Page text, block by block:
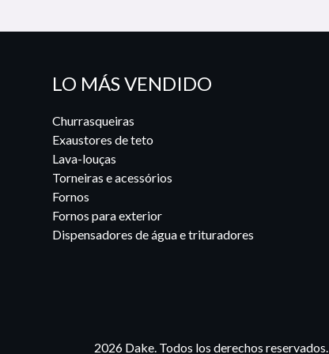
LO MÁS VENDIDO
Churrasqueiras
Exaustores de teto
Lava-louças
Torneiras e acessórios
Fornos
Fornos para exterior
Dispensadores de água e trituradores
2026 Dake. Todos los derechos reservados.